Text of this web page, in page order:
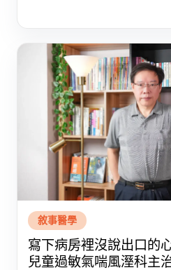
敘事醫學
寫下病房裡沒說出口的
兒童過敏氣喘風溼科主